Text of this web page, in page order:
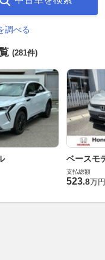
調べる
(281件)
ベースモ
支払総額
523.8万円